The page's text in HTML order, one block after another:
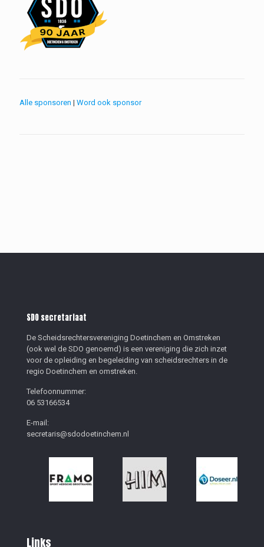
Alle sponsoren | Word ook sponsor
SDO secretariaat
De Scheidsrechtersvereniging Doetinchem en Omstreken
(ook wel de SDO genoemd) is een vereniging die zich inzet
voor de opleiding en begeleiding van scheidsrechters in de
regio Doetinchem en omstreken.
Telefoonnummer:
06 53166534
E-mail:
secretaris@sdodoetinchem.nl
Links